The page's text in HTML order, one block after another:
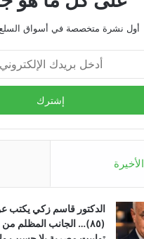
أول نشرة متخصصة في أسواق السلع
الأخيرة
الدكتور قاسم زكي يكتب
(٨٥)… الجانب المظلم